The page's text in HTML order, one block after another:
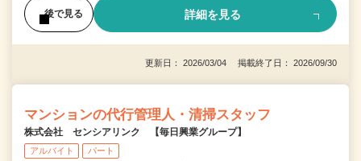
後で見る 詳細を見る
更新日： 2026/03/04 掲載終了日： 2026/09/30
マンションの代行管理人・清掃スタッフ
株式会社 センシアリンク 【毎日興業グループ】
アルバイト パート